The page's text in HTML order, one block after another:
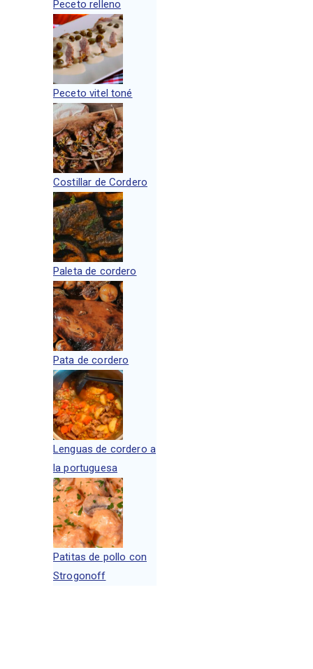
Peceto relleno
Peceto vitel toné
Costillar de Cordero
Paleta de cordero
Pata de cordero
Lenguas de cordero a
la portuguesa
Patitas de pollo con
Strogonoff